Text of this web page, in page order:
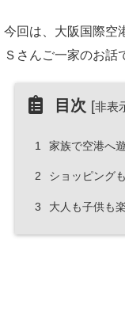
今回は、大阪国際空
Ｓさんご一家のお話
目次 [非表
1 家族で空港へ
2 ショッピング
3 大人も子供も